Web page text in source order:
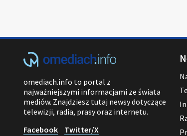
omediach.info to portal z
najważniejszymi informacjami ze świata
mediów. Znajdziesz tutaj newsy dotyczące
telewizji, radia, prasy oraz internetu.
Facebook
Twitter/X